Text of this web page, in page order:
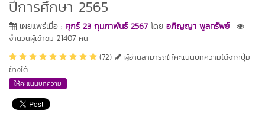
ปีการศึกษา 2565
เผยแพร่เมื่อ : ศุกร์ 23 กุมภาพันธ์ 2567 โดย อภิญญา พูลทรัพย์
จำนวนผู้เข้าชม 21407 คน
(72)
ผู้อ่านสามารถให้คะแนนบทความได้จากปุ่ม
ข้างใต้
ให้คะแนนบทความ